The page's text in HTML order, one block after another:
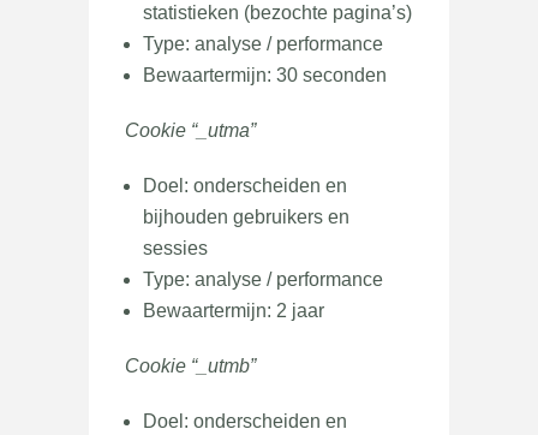
statistieken (bezochte pagina’s)
Type: analyse / performance
Bewaartermijn: 30 seconden
Cookie “_utma”
Doel: onderscheiden en
bijhouden gebruikers en
sessies
Type: analyse / performance
Bewaartermijn: 2 jaar
Cookie “_utmb”
Doel: onderscheiden en